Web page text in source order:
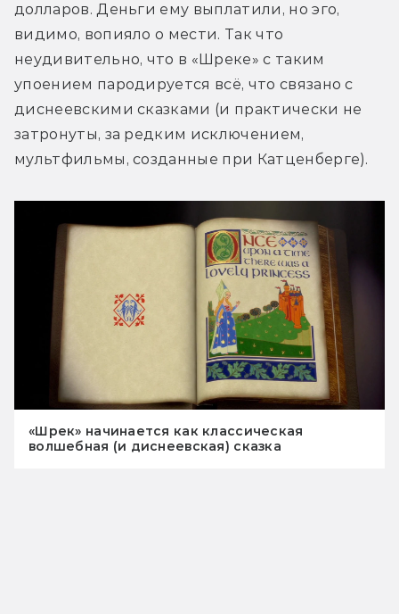
долларов. Деньги ему выплатили, но эго,
видимо, вопияло о мести. Так что
неудивительно, что в «Шреке» с таким
упоением пародируется всё, что связано с
диснеевскими сказками (и практически не
затронуты, за редким исключением,
мультфильмы, созданные при Катценберге).
«Шрек» начинается как классическая
волшебная (и диснеевская) сказка